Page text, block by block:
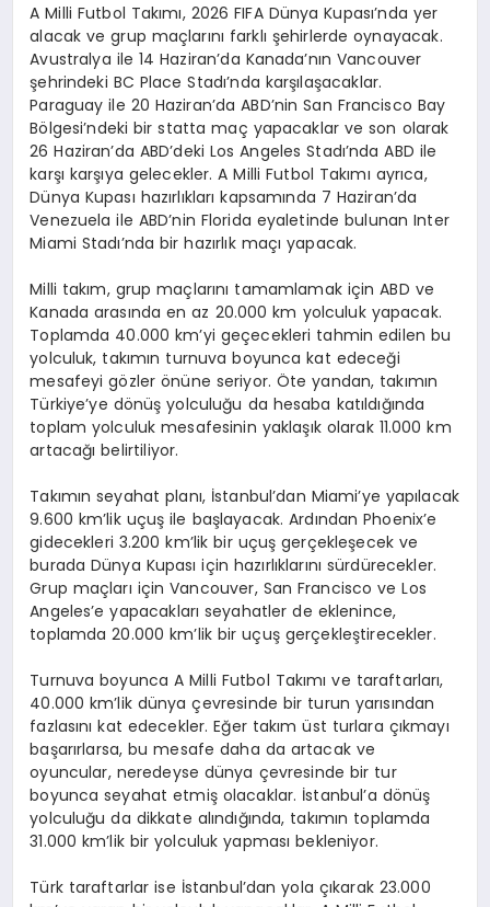
A Milli Futbol Takımı, 2026 FIFA Dünya Kupası’nda yer
alacak ve grup maçlarını farklı şehirlerde oynayacak.
Avustralya ile 14 Haziran’da Kanada’nın Vancouver
şehrindeki BC Place Stadı’nda karşılaşacaklar.
Paraguay ile 20 Haziran’da ABD’nin San Francisco Bay
Bölgesi’ndeki bir statta maç yapacaklar ve son olarak
26 Haziran’da ABD’deki Los Angeles Stadı’nda ABD ile
karşı karşıya gelecekler. A Milli Futbol Takımı ayrıca,
Dünya Kupası hazırlıkları kapsamında 7 Haziran’da
Venezuela ile ABD’nin Florida eyaletinde bulunan Inter
Miami Stadı’nda bir hazırlık maçı yapacak.
Milli takım, grup maçlarını tamamlamak için ABD ve
Kanada arasında en az 20.000 km yolculuk yapacak.
Toplamda 40.000 km’yi geçecekleri tahmin edilen bu
yolculuk, takımın turnuva boyunca kat edeceği
mesafeyi gözler önüne seriyor. Öte yandan, takımın
Türkiye’ye dönüş yolculuğu da hesaba katıldığında
toplam yolculuk mesafesinin yaklaşık olarak 11.000 km
artacağı belirtiliyor.
Takımın seyahat planı, İstanbul’dan Miami’ye yapılacak
9.600 km’lik uçuş ile başlayacak. Ardından Phoenix’e
gidecekleri 3.200 km’lik bir uçuş gerçekleşecek ve
burada Dünya Kupası için hazırlıklarını sürdürecekler.
Grup maçları için Vancouver, San Francisco ve Los
Angeles’e yapacakları seyahatler de eklenince,
toplamda 20.000 km’lik bir uçuş gerçekleştirecekler.
Turnuva boyunca A Milli Futbol Takımı ve taraftarları,
40.000 km’lik dünya çevresinde bir turun yarısından
fazlasını kat edecekler. Eğer takım üst turlara çıkmayı
başarırlarsa, bu mesafe daha da artacak ve
oyuncular, neredeyse dünya çevresinde bir tur
boyunca seyahat etmiş olacaklar. İstanbul’a dönüş
yolculuğu da dikkate alındığında, takımın toplamda
31.000 km’lik bir yolculuk yapması bekleniyor.
Türk taraftarlar ise İstanbul’dan yola çıkarak 23.000